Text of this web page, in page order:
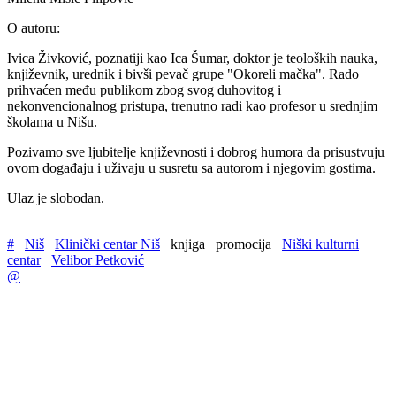
O autoru:
Ivica Živković, poznatiji kao Ica Šumar, doktor je teoloških nauka,
književnik, urednik i bivši pevač grupe "Okoreli mačka". Rado
prihvaćen među publikom zbog svog duhovitog i
nekonvencionalnog pristupa, trenutno radi kao profesor u srednjim
školama u Nišu.
Pozivamo sve ljubitelje književnosti i dobrog humora da prisustvuju
ovom događaju i uživaju u susretu sa autorom i njegovim gostima.
Ulaz je slobodan.
# Niš Klinički centar Niš knjiga promocija
Niški kulturni
centar
Velibor Petković
@